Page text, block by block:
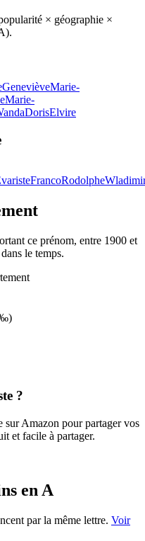
× géographie ×
GenevièveMarie-
Marie-
DorisElvire
FrancoRodolphe
ce prénom, entre 1900 et
le temps.
?
sur Amazon pour partager vos
et facile à partager.
en A
par la même lettre. Voir